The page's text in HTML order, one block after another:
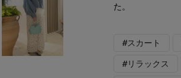
た。
#スカート
#リラックス